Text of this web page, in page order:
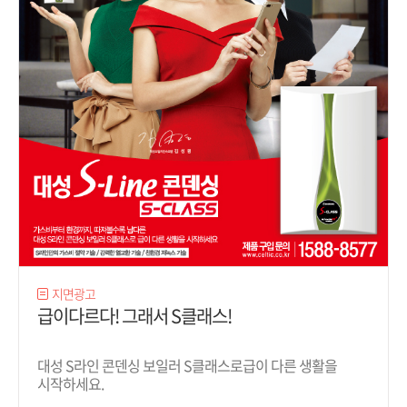
지면광고
급이다르다! 그래서 S클래스!
대성 S라인 콘덴싱 보일러 S클래스로급이 다른 생활을
시작하세요.